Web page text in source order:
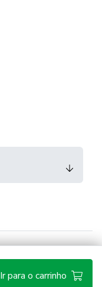
Ir para o carrinho